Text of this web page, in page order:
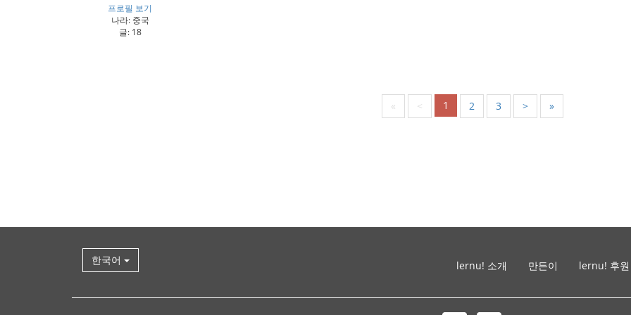
프로필 보기
나라: 중국
글: 18
« < 1 2 3 > »
한국어 lernu! 소개 만든이 lernu! 후원